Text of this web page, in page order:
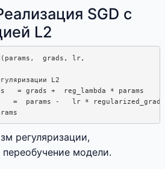
SGD с
L2
grads, lr,
L2
= grads +  reg_lambda * params
=  params -   lr * regularized_grads
регуляризации,
модели.